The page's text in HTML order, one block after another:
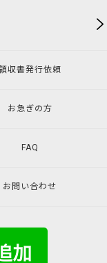
収書発行依頼
お急ぎの方
FAQ
お問い合わせ